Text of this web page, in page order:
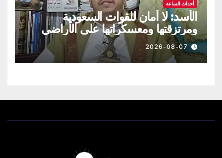
أحداث الساعة
الأسد: لا أمان للقوات السعودية
ومرتزقتها ومعسكراتها على الأراضي
اليمنية
2026-08-07